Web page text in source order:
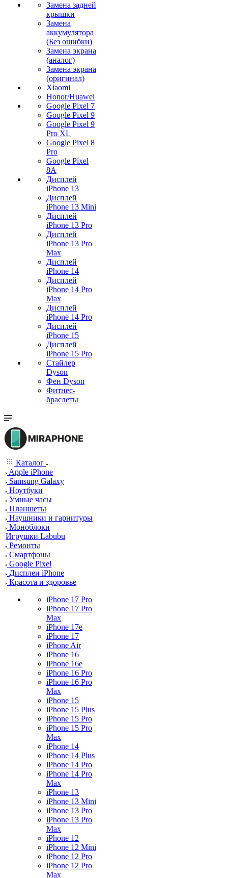
Замена задней
крышки
Замена
аккумулятора
(Без ошибки)
Замена экрана
(аналог)
Замена экрана
(оригинал)
Xiaomi
Honor/Huawei
Google Pixel 7
Google Pixel 9
Google Pixel 9
Pro XL
Google Pixel 8
Pro
Google Pixel
8A
Дисплей
iPhone 13
Дисплей
iPhone 13 Mini
Дисплей
iPhone 13 Pro
Дисплей
iPhone 13 Pro
Max
Дисплей
iPhone 14
Дисплей
iPhone 14 Pro
Max
Дисплей
iPhone 14 Pro
Дисплей
iPhone 15
Дисплей
iPhone 15 Pro
Стайлер
Dyson
Фен Dyson
Фитнес-
браслеты
Каталог
Apple iPhone
Samsung Galaxy
Ноутбуки
Умные часы
Планшеты
Наушники и гарнитуры
Моноблоки
Игрушки Labubu
Ремонты
Смартфоны
Google Pixel
Дисплеи iPhone
Красота и здоровье
iPhone 17 Pro
iPhone 17 Pro
Max
iPhone 17e
iPhone 17
iPhone Air
iPhone 16
iPhone 16e
iPhone 16 Pro
iPhone 16 Pro
Max
iPhone 15
iPhone 15 Plus
iPhone 15 Pro
iPhone 15 Pro
Max
iPhone 14
iPhone 14 Plus
iPhone 14 Pro
iPhone 14 Pro
Max
iPhone 13
iPhone 13 Mini
iPhone 13 Pro
iPhone 13 Pro
Max
iPhone 12
iPhone 12 Mini
iPhone 12 Pro
iPhone 12 Pro
Max